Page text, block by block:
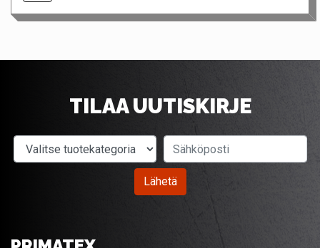
TILAA UUTISKIRJE
Valitse tuotekategoria
Lähetä